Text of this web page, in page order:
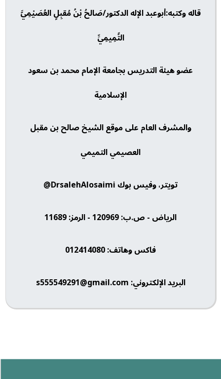
قاله وكتبه:أبوعبد الإله الدكتور/صَالحُ بْنُ مُقبِلٍ العُصَيْمِيَّ
التَّمِيمِيِّ
عضو هيئة التدريس بجامعة الإمام محمد بن سعود
الإسلامية
والمشرف العام على موقع الشيخ صالح بن مقبل
العصيمي التميمي
تويتر، وفيس بوك DrsalehAlosaimi@
الرياض - ص.ب: 120969 - الرمز: 11689
فاكس وهاتف: 012414080
البريد الإلكتروني: s555549291@gmail.com